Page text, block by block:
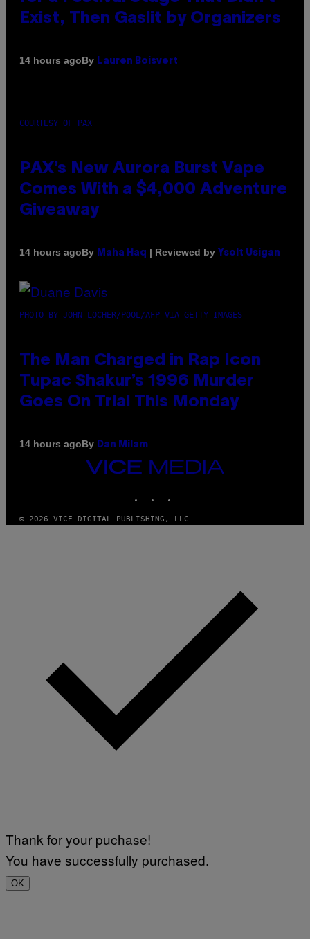
Exist, Then Gaslit by Organizers
14 hours agoBy Lauren Boisvert
COURTESY OF PAX
PAX’s New Aurora Burst Vape
Comes With a $4,000 Adventure
Giveaway
14 hours agoBy Maha Haq | Reviewed by Ysolt Usigan
PHOTO BY JOHN LOCHER/POOL/AFP VIA GETTY IMAGES
The Man Charged in Rap Icon
Tupac Shakur’s 1996 Murder
Goes On Trial This Monday
14 hours agoBy Dan Milam
VICE
MEDIA
© 2026 VICE DIGITAL PUBLISHING, LLC
Thank for your puchase!
You have successfully purchased.
OK